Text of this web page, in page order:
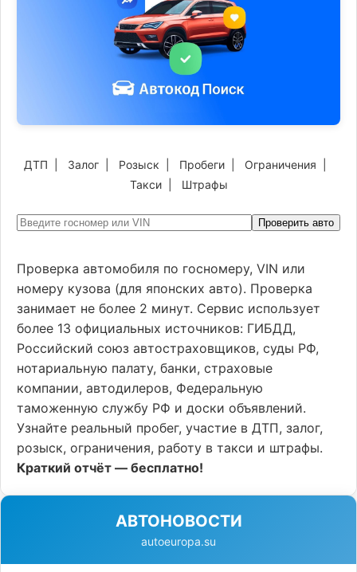
ДТП Залог Розыск Пробеги Ограничения
Такси| Штрафы
Проверить авто
Проверка автомобиля по госномеру, VIN или
номеру кузова (для японских авто). Проверка
занимает не более 2 минут. Сервис использует
более 13 официальных источников: ГИБДД,
Российский союз автостраховщиков, суды РФ,
нотариальную палату, банки, страховые
компании, автодилеров, Федеральную
таможенную службу РФ и доски объявлений.
Узнайте реальный пробег, участие в ДТП, залог,
розыск, ограничения, работу в такси и штрафы.
Краткий отчёт — бесплатно!
АВТОНОВОСТИ
autoeuropa.su